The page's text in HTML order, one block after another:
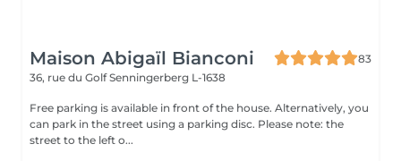
Maison Abigaïl Bianconi
83
36, rue du GolfSenningerberg L-1638
Free parking is available in front of the house. Alternatively, you
can park in the street using a parking disc. Please note: the
street to the left o...